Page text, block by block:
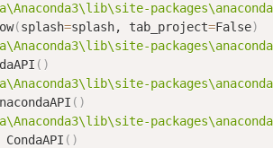
(splash=splash, tab_project=False)
( )
( )
CondaAPI ( )